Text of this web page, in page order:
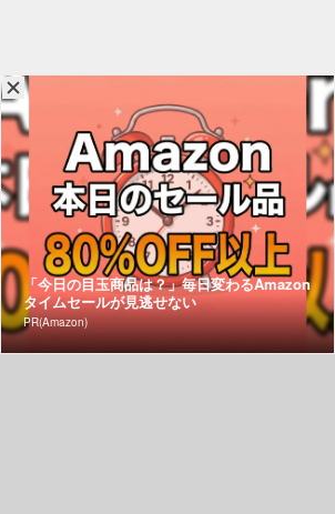
スポーツ
「今日の目玉商品は？」毎日変わるAmazon
タイムセールが見逃せない
PR(Amazon)